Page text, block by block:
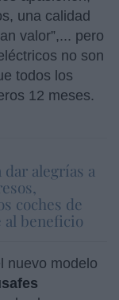
una calidad
valor”,... pero
no son
todos los
12 meses.
alegrías a
coches de
al beneficio
nuevo modelo